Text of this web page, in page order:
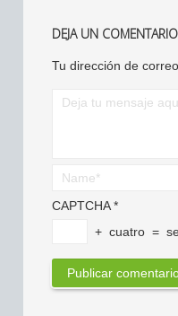
DEJA UN COMENTARIO
Tu dirección de
CAPTCHA*
+ cuatro =